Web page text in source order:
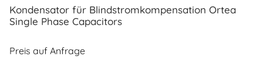
Kondensator für Blindstromkompensation Ortea
Single Phase Capacitors
Preis auf Anfrage